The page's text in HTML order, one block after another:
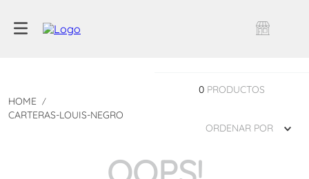
CARTERAS-LOUIS-NEGRO
0 PRODUCTOS
ORDENAR POR